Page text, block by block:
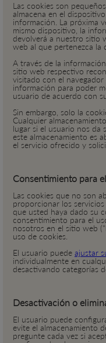
Las cookies son
almacena en el
información. La próxima
mismo dispositivo, la
devolverá a nuestro sitio
web al que pertenezca la
A través de la
sitio web respectivo
visitado con el
información para poder
usuario de acuerdo con
Sin embargo, solo la
Cualquier
lugar si el usuario nos da
este almacenamiento es
el servicio ofrecido y
Consentimiento para
Las cookies que no son
proporcionar los
que usted haya dado su
consentimiento para el
nosotros en el sitio web
uso de cookies.
El usuario puede ajustar
individualmente en
desactivando categorías
Desactivación o
El usuario puede
evite el almacenamiento
pregunte cada vez si